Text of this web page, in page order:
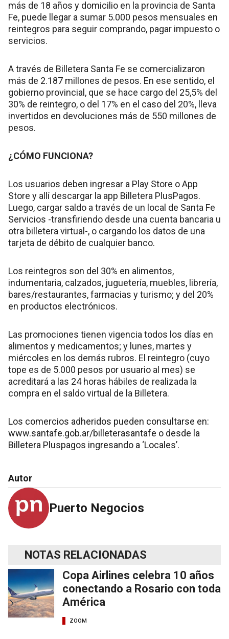
más de 18 años y domicilio en la provincia de Santa
Fe, puede llegar a sumar 5.000 pesos mensuales en
reintegros para seguir comprando, pagar impuesto o
servicios.
A través de Billetera Santa Fe se comercializaron
más de 2.187 millones de pesos. En ese sentido, el
gobierno provincial, que se hace cargo del 25,5% del
30% de reintegro, o del 17% en el caso del 20%, lleva
invertidos en devoluciones más de 550 millones de
pesos.
¿CÓMO FUNCIONA?
Los usuarios deben ingresar a Play Store o App
Store y allí descargar la app Billetera PlusPagos.
Luego, cargar saldo a través de un local de Santa Fe
Servicios -transfiriendo desde una cuenta bancaria u
otra billetera virtual-, o cargando los datos de una
tarjeta de débito de cualquier banco.
Los reintegros son del 30% en alimentos,
indumentaria, calzados, juguetería, muebles, librería,
bares/restaurantes, farmacias y turismo; y del 20%
en productos electrónicos.
Las promociones tienen vigencia todos los días en
alimentos y medicamentos; y lunes, martes y
miércoles en los demás rubros. El reintegro (cuyo
tope es de 5.000 pesos por usuario al mes) se
acreditará a las 24 horas hábiles de realizada la
compra en el saldo virtual de la Billetera.
Los comercios adheridos pueden consultarse en:
www.santafe.gob.ar/billeterasantafe o desde la
Billetera Pluspagos ingresando a ‘Locales’.
Autor
Puerto Negocios
NOTAS RELACIONADAS
Copa Airlines celebra 10 años
conectando a Rosario con toda
América
ZOOM